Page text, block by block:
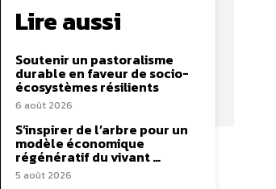
Lire aussi
Soutenir un pastoralisme
durable en faveur de socio-
écosystèmes résilients
6 août 2026
S’inspirer de l’arbre pour un
modèle économique
régénératif du vivant …
5 août 2026